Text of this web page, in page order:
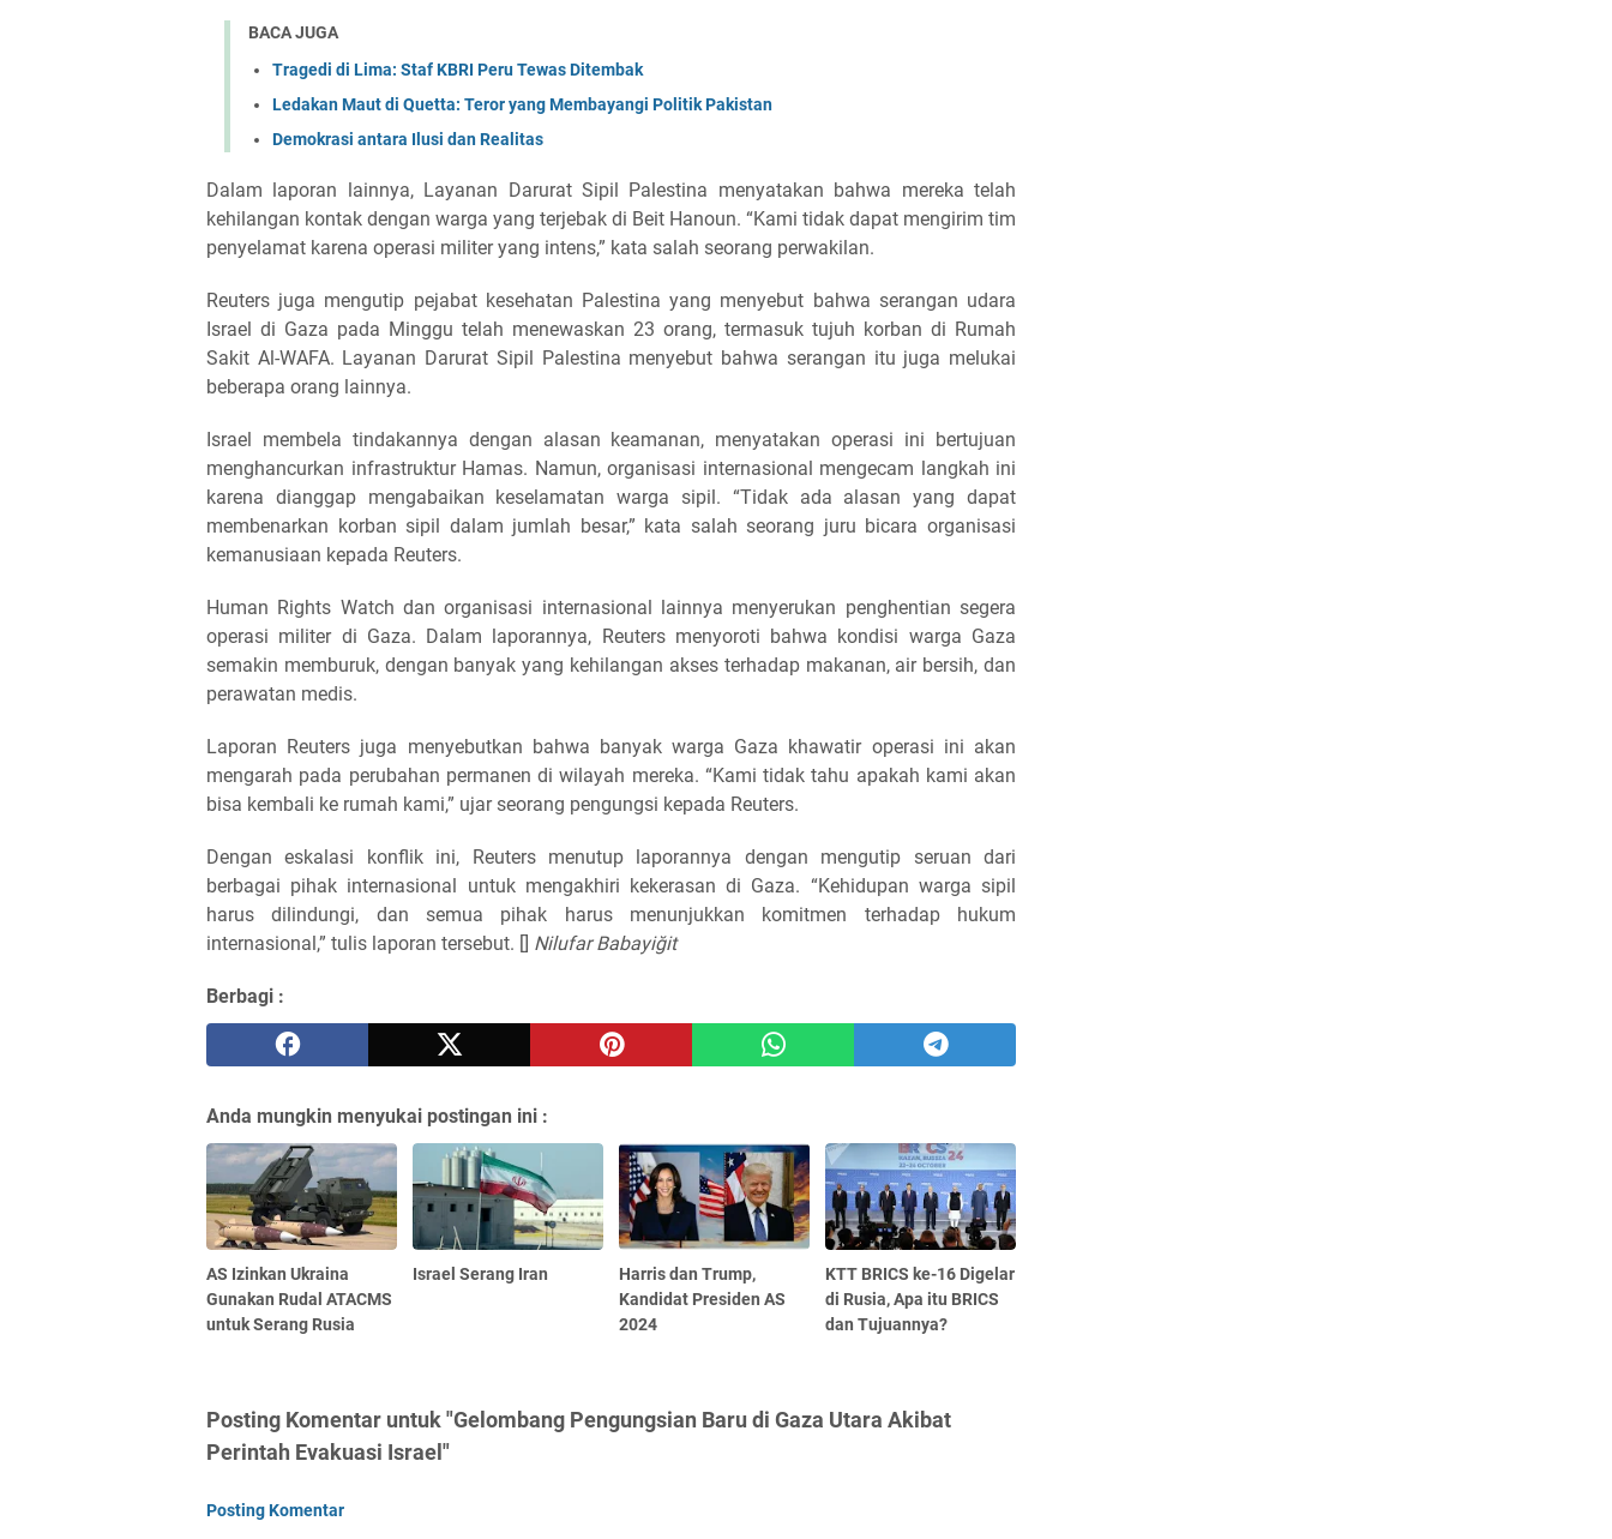
BACA JUGA
Tragedi di Lima: Staf KBRI Peru Tewas Ditembak
Ledakan Maut di Quetta: Teror yang Membayangi Politik Pakistan
Demokrasi antara Ilusi dan Realitas
Dalam laporan lainnya, Layanan Darurat Sipil Palestina menyatakan bahwa mereka telah
kehilangan kontak dengan warga yang terjebak di Beit Hanoun. “Kami tidak dapat mengirim tim
penyelamat karena operasi militer yang intens,” kata salah seorang perwakilan.
Reuters juga mengutip pejabat kesehatan Palestina yang menyebut bahwa serangan udara
Israel di Gaza pada Minggu telah menewaskan 23 orang, termasuk tujuh korban di Rumah
Sakit Al-WAFA. Layanan Darurat Sipil Palestina menyebut bahwa serangan itu juga melukai
beberapa orang lainnya.
Israel membela tindakannya dengan alasan keamanan, menyatakan operasi ini bertujuan
menghancurkan infrastruktur Hamas. Namun, organisasi internasional mengecam langkah ini
karena dianggap mengabaikan keselamatan warga sipil. “Tidak ada alasan yang dapat
membenarkan korban sipil dalam jumlah besar,” kata salah seorang juru bicara organisasi
kemanusiaan kepada Reuters.
Human Rights Watch dan organisasi internasional lainnya menyerukan penghentian segera
operasi militer di Gaza. Dalam laporannya, Reuters menyoroti bahwa kondisi warga Gaza
semakin memburuk, dengan banyak yang kehilangan akses terhadap makanan, air bersih, dan
perawatan medis.
Laporan Reuters juga menyebutkan bahwa banyak warga Gaza khawatir operasi ini akan
mengarah pada perubahan permanen di wilayah mereka. “Kami tidak tahu apakah kami akan
bisa kembali ke rumah kami,” ujar seorang pengungsi kepada Reuters.
Dengan eskalasi konflik ini, Reuters menutup laporannya dengan mengutip seruan dari
berbagai pihak internasional untuk mengakhiri kekerasan di Gaza. “Kehidupan warga sipil
harus dilindungi, dan semua pihak harus menunjukkan komitmen terhadap hukum
internasional,” tulis laporan tersebut. [] Nilufar Babayiğit
Berbagi :
Anda mungkin menyukai postingan ini :
AS Izinkan Ukraina
Gunakan Rudal ATACMS
untuk Serang Rusia
Israel Serang Iran
Harris dan Trump,
Kandidat Presiden AS
2024
KTT BRICS ke-16 Digelar
di Rusia, Apa itu BRICS
dan Tujuannya?
Posting Komentar untuk "Gelombang Pengungsian Baru di Gaza Utara Akibat
Perintah Evakuasi Israel"
Posting Komentar